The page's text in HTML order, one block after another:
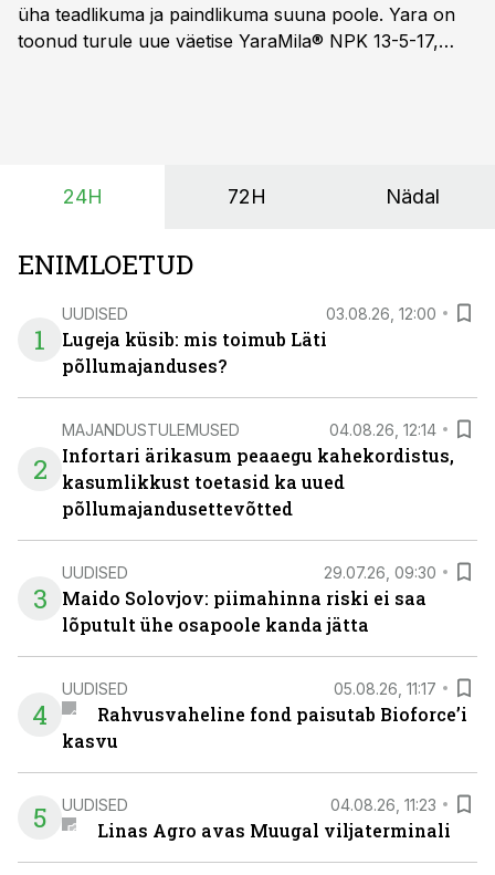
üha teadlikuma ja paindlikuma suuna poole. Yara on
toonud turule uue väetise YaraMila® NPK 13-5-17,
24H 72H Nädal
ENIMLOETUD
1
UUDISED 03.08.26, 12:00
Lugeja küsib: mis toimub Läti
põllumajanduses?
2
MAJANDUSTULEMUSED 04.08.26, 12:14
Infortari ärikasum peaaegu kahekordistus,
kasumlikkust toetasid ka uued
põllumajandusettevõtted
3
UUDISED 29.07.26, 09:30
Maido Solovjov: piimahinna riski ei saa
lõputult ühe osapoole kanda jätta
4
UUDISED 05.08.26, 11:17
Rahvusvaheline fond paisutab Bioforce’i
kasvu
5 UUDISED 04.08.26, 11:23
Linas Agro avas Muugal viljaterminali